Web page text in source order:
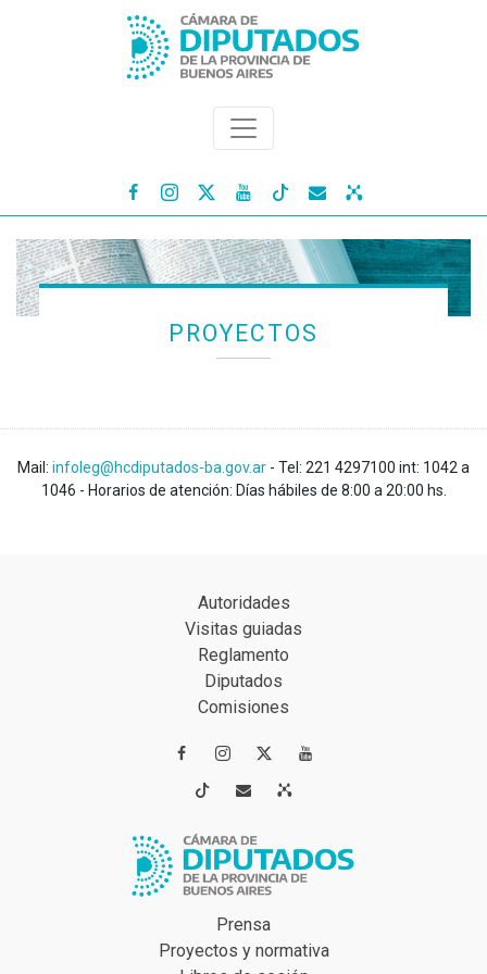
   
PROYECTOS
Mail: infoleg@hcdiputados-ba.gov.ar - Tel: 221 4297100 int: 1042 a
1046 - Horarios de atención: Días hábiles de 8:00 a 20:00 hs.
Autoridades
Visitas guiadas
Reglamento
Diputados
Comisiones
 
 
Prensa
Proyectos y normativa